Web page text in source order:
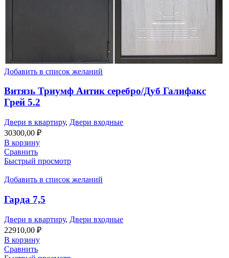
Добавить в список желаний
Витязь Триумф Антик серебро/Дуб Галифакс
Грей 5.2
Двери в квартиру, Двери входные
30300,00 ₽
В корзину
Сравнить
Быстрый просмотр
Добавить в список желаний
Гарда 7,5
Двери в квартиру, Двери входные
22910,00 ₽
В корзину
Сравнить